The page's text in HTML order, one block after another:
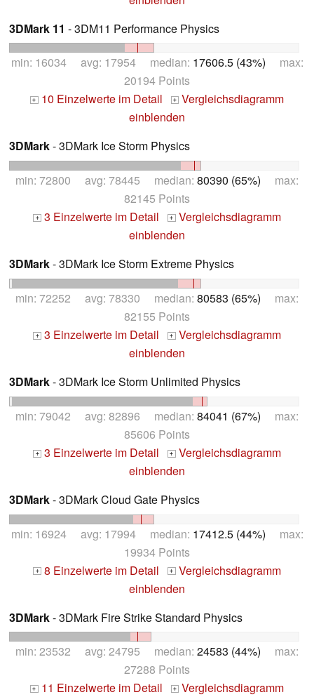
3DMark 11 - 3DM11 Performance Physics
min: 16034 avg: 17954 median: 17606.5 (43%) max:
20194 Points
+ 10 Einzelwerte im Detail +
Vergleichsdiagramm
einblenden
3DMark- 3DMark Ice Storm Physics
min: 72800 avg: 78445 median: 80390 (65%) max:
82145 Points
+ 3 Einzelwerte im Detail + Vergleichsdiagramm
einblenden
3DMark- 3DMark Ice Storm Extreme Physics
min: 72252 avg: 78330 median: 80583 (65%) max:
82155 Points
+ 3 Einzelwerte im Detail + Vergleichsdiagramm
einblenden
3DMark- 3DMark Ice Storm Unlimited Physics
min: 79042 avg: 82896 median: 84041 (67%) max:
85606 Points
+ 3 Einzelwerte im Detail + Vergleichsdiagramm
einblenden
3DMark- 3DMark Cloud Gate Physics
min: 16924 avg: 17994 median: 17412.5 (44%) max:
19934 Points
+ 8 Einzelwerte im Detail + Vergleichsdiagramm
einblenden
3DMark- 3DMark Fire Strike Standard Physics
min: 23532 avg: 24795 median: 24583 (44%) max:
27288 Points
+ 11 Einzelwerte im Detail +
Vergleichsdiagramm